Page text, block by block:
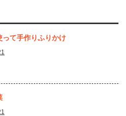
って⼿作りふりかけ